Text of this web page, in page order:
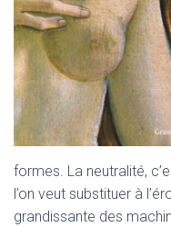
formes. La neutralité,
l’on veut substituer à
grandissante des